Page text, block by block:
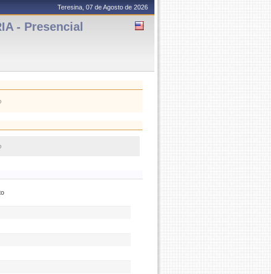
Teresina, 07 de Agosto de 2026
- Presencial